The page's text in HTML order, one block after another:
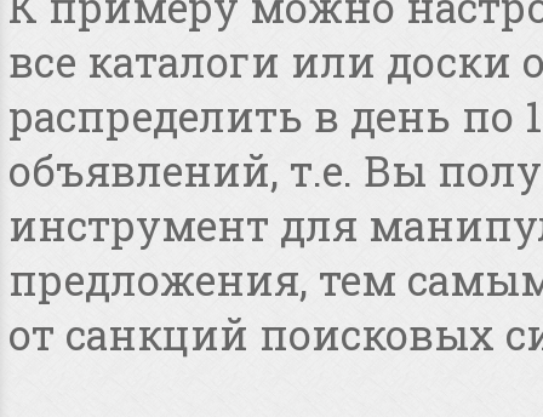
все каталоги или
распределить в день по
объявлений, т.е. Вы
инструмент для
предложения, тем
от санкций поисковых